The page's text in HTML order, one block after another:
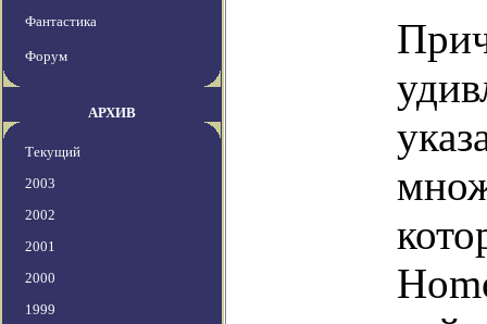
Фантастика
Форум
АРХИВ
Текущий
2003
2002
2001
2000
1999